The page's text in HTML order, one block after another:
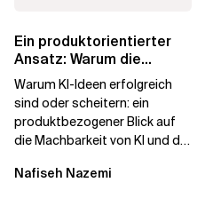
Ein produktorientierter
Ansatz: Warum die
Machbarkeit von KI
darüber...
Warum KI-Ideen erfolgreich
sind oder scheitern: ein
produktbezogener Blick auf
die Machbarkeit von KI und die
verarbeiten, und...
Nafiseh Nazemi